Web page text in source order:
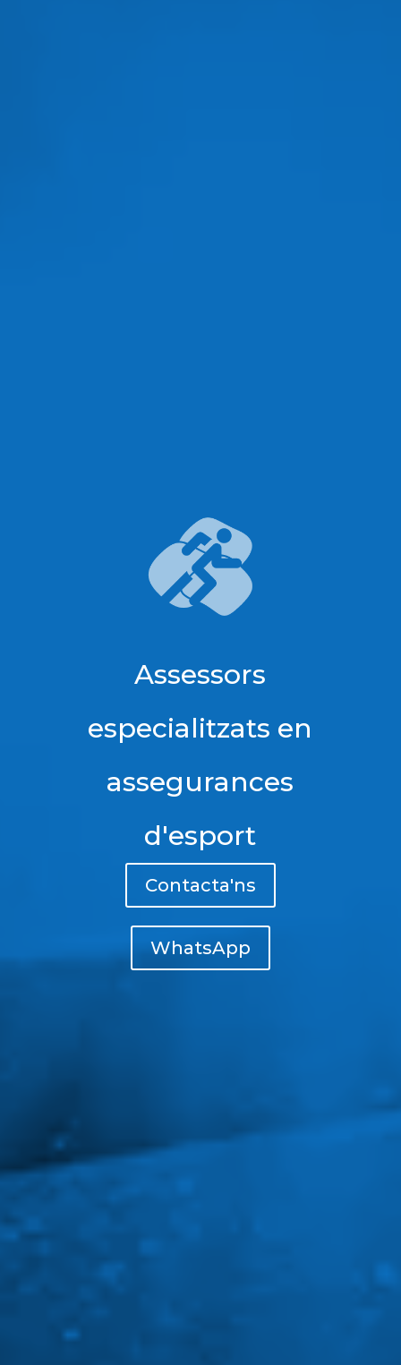
Assessors
especialitzats en
assegurances
d'esport
Contacta'ns
WhatsApp